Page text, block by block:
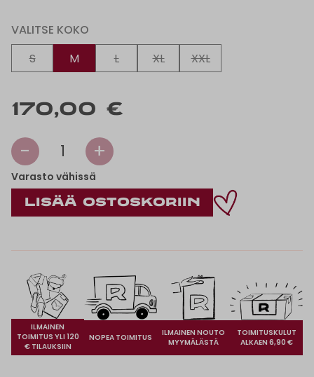
VALITSE KOKO
S
M L XL XXL
170,00 €
- 1 +
Varasto vähissä
ILMAINEN
TOIMITUS YLI 120
€ TILAUKSIIN
NOPEA TOIMITUS
ILMAINEN NOUTO
MYYMÄLÄSTÄ
TOIMITUSKULUT
ALKAEN 6,90 €